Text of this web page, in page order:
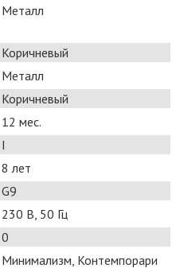
Металл
Коричневый
Металл
Коричневый
12 мес.
I
8 лет
G9
230 В, 50 Гц
0
Минимализм, Контемпорари